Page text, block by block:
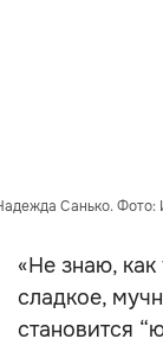
Санько. Фото:
«Не знаю,
сладкое,
становится